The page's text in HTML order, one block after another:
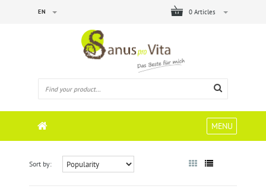
0 Articles
EN
MENU
Sort by: